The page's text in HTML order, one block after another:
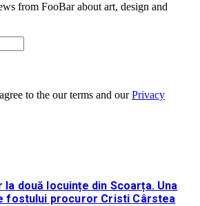
from FooBar about art, design and
to the our terms and ourPrivacy
două locuințe din Scoarța. Una
fostului procuror Cristi Cârstea